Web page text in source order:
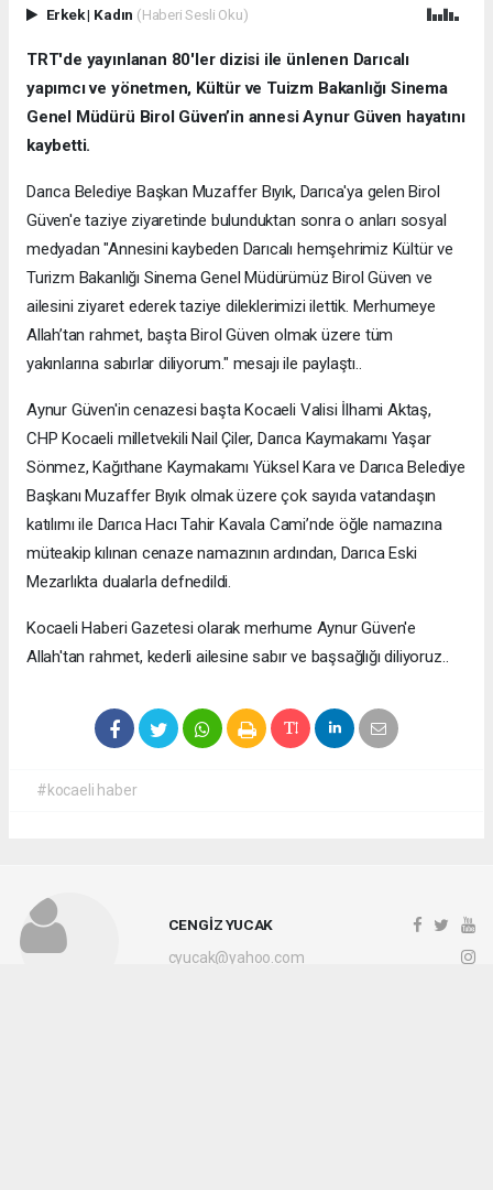
Erkek| Kadın (Haberi Sesli Oku)
TRT'de yayınlanan 80'ler dizisi ile ünlenen Darıcalı
yapımcı ve yönetmen, Kültür ve Tuizm Bakanlığı Sinema
Genel Müdürü Birol Güven’in annesi Aynur Güven hayatını
kaybetti.
Darıca Belediye Başkan Muzaffer Bıyık, Darıca'ya gelen Birol
Güven'e taziye ziyaretinde bulunduktan sonra o anları sosyal
medyadan "Annesini kaybeden Darıcalı hemşehrimiz Kültür ve
Turizm Bakanlığı Sinema Genel Müdürümüz Birol Güven ve
ailesini ziyaret ederek taziye dileklerimizi ilettik. Merhumeye
Allah’tan rahmet, başta Birol Güven olmak üzere tüm
yakınlarına sabırlar diliyorum." mesajı ile paylaştı..
Aynur Güven'in cenazesi başta Kocaeli Valisi İlhami Aktaş,
CHP Kocaeli milletvekili Nail Çiler, Darıca Kaymakamı Yaşar
Sönmez, Kağıthane Kaymakamı Yüksel Kara ve Darıca Belediye
Başkanı Muzaffer Bıyık olmak üzere çok sayıda vatandaşın
katılımı ile Darıca Hacı Tahir Kavala Cami’nde öğle namazına
müteakip kılınan cenaze namazının ardından, Darıca Eski
Mezarlıkta dualarla defnedildi.
Kocaeli Haberi Gazetesi olarak merhume Aynur Güven'e
Allah'tan rahmet, kederli ailesine sabır ve başsağlığı diliyoruz..
#kocaeli haber
CENGİZ YUCAK
cyucak@yahoo.com